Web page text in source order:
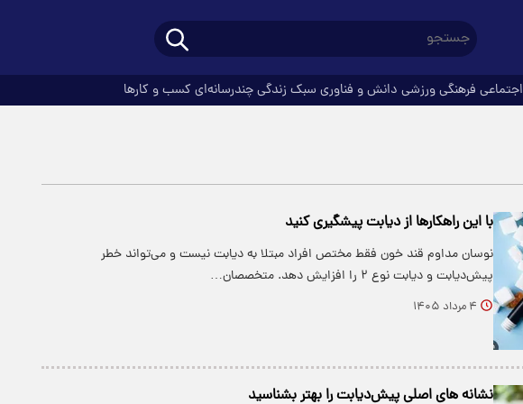
اجتماعی فرهنگیورزشی دانش و فناوری سبک زندگیچندرسانه‌ای کسب و کارها
با این راهکارها از دیابت پیشگیری کنید
نوسان مداوم قند خون فقط مختص افراد مبتلا به دیابت نیست و می‌تواند خطر
پیش‌دیابت و دیابت نوع ۲ را افزایش دهد. متخصصان…
۴ مرداد ۱۴۰۵
نشانه های اصلی پیش‌دیابت را بهتر بشناسید